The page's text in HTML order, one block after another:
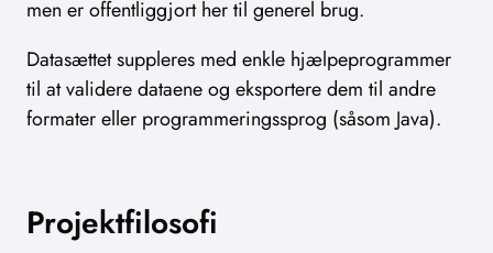
men er offentliggjort her til generel brug.
Datasættet suppleres med enkle hjælpeprogrammer
til at validere dataene og eksportere dem til andre
formater eller programmeringssprog (såsom Java).
Projektfilosofi